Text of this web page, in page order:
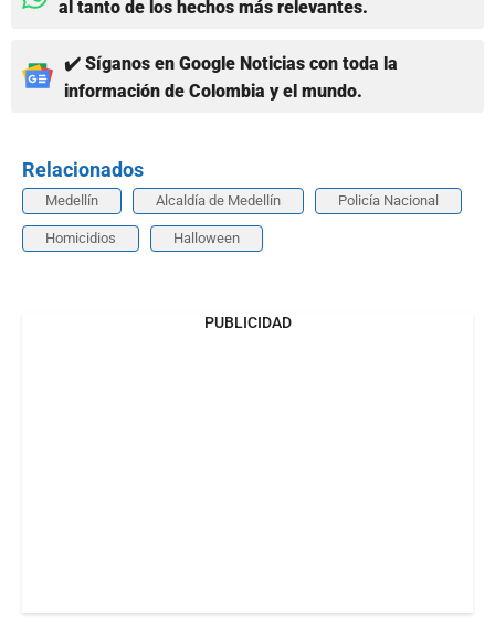
al tanto de los hechos más relevantes.
✔️ Síganos en Google Noticias con toda la
información de Colombia y el mundo.
Relacionados
Medellín Alcaldía de Medellín Policía Nacional
Homicidios Halloween
PUBLICIDAD